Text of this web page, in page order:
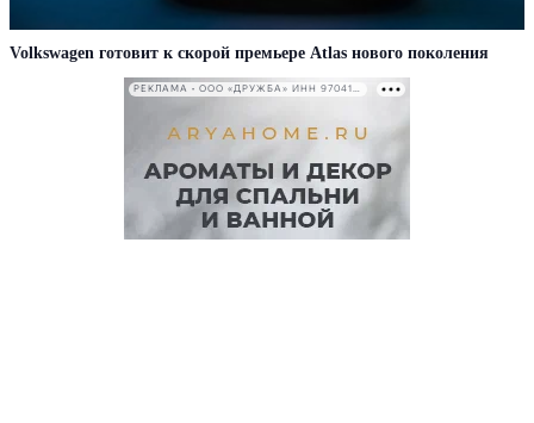
Volkswagen готовит к скорой премьере Atlas нового поколения
РЕКЛАМА • ООО «ДРУЖБА» ИНН 9704146411